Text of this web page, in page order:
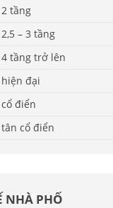
tầng
– 3 tầng
tầng trở lên
đại
điển
cổ điển
NHÀ PHỐ